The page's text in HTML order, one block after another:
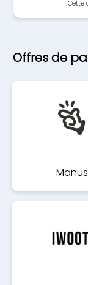
Cette
Offres de
Manus